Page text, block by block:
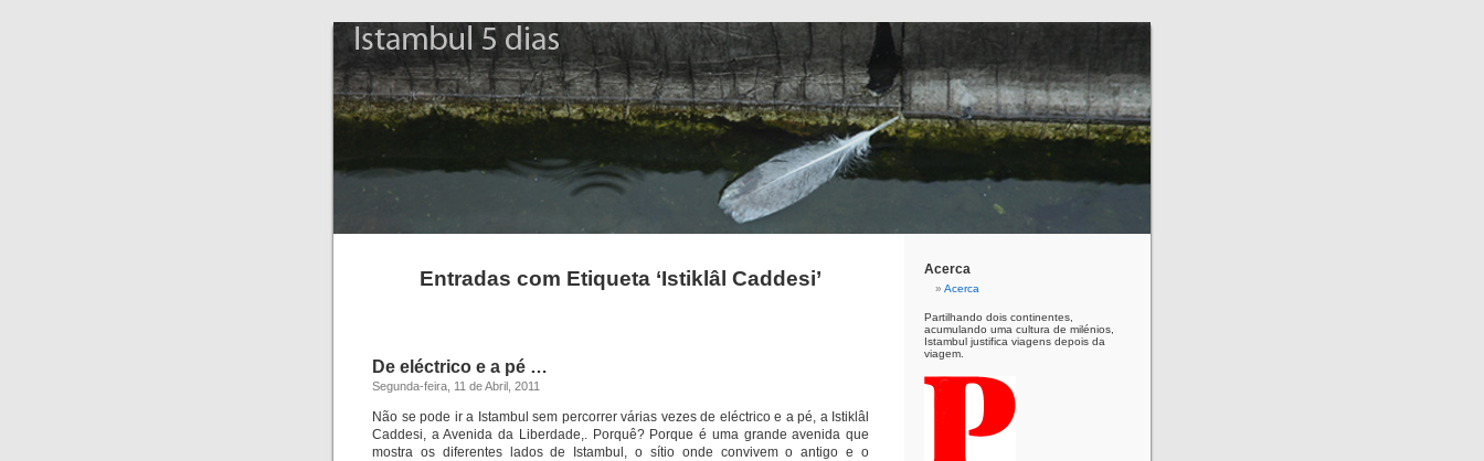
Entradas com Etiqueta ‘Istiklâl Caddesi’
De eléctrico e a pé …
Segunda-feira, 11 de Abril, 2011
Não se pode ir a Istambul sem percorrer várias vezes de eléctrico e a pé, a Istiklâl
Caddesi, a Avenida da Liberdade,. Porquê? Porque é uma grande avenida que
mostra os diferentes lados de Istambul, o sítio onde convivem o antigo e o
Acerca
Acerca
Partilhando dois continentes,
acumulando uma cultura de milénios,
Istambul justifica viagens depois da
viagem.